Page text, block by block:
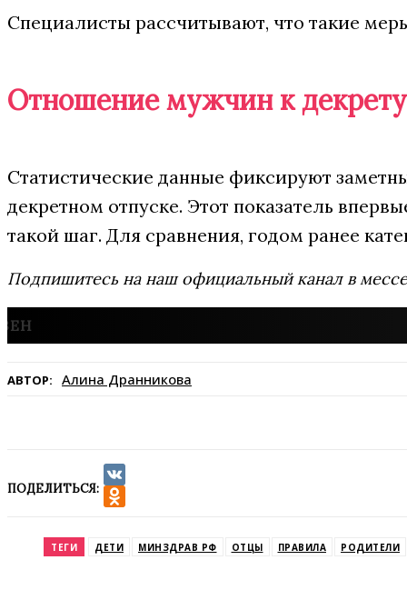
Специалисты рассчитывают, что такие
Отношение мужчин к декрету
Статистические данные фиксируют
декретном отпуске. Этот показатель
такой шаг. Для сравнения, годом ранее
Подпишитесь на наш официальный канал в
АВТОР: Алина Дранникова
ПОДЕЛИТЬСЯ:
VK
ТЕГИ ДЕТИ МИНЗДРАВ РФ ОТЦЫ ПРАВИЛА РОДИТЕЛИ